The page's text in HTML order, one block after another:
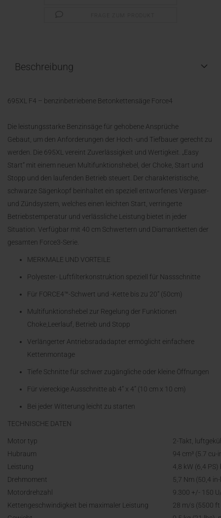
Beschreibung
695XL F4 – benzinbetriebene Betonkettensäge Force4
Die leistungsstarke Benzinsäge für gehobene Ansprüche
Gebaut, um den Anforderungen der Hoch -und Tiefbauer gerecht zu
werden. Die 695XL vereint Zuverlässigkeit und Wertigkeit. „Easy
Start“ mit einem neuen Multifunktionshebel, der Choke, Start und
Stopp und den laufenden Betrieb steuert. Der charakteristische,
schwarze Sägenkopf beinhaltet ein speziell entworfenes Vergaser-
und Zündsystem, welches einen leichten Start, verringerte
Betriebstemperatur und verlässliche Leistung bietet in jeder
Situation. Verfügbar mit 40 cm Schwertern und Diamantketten der
gesamten Force3-Serie.
MERKMALE UND VORTEILE
Polyester- Luftfilterkonstruktion speziell für Nassschnitte
Für FORCE4™-Schwert und -Kette bis zu 20” (50cm)
Multifunktionshebel zur Regelung der Funktionen
Choke,Leerlauf, Betrieb und Stopp
Verlängerter Antriebsradadapter ermöglicht einfachere
Kettenmontage
Tiefe Schnitte für schwer zugängliche oder kleine Öffnungen
Für viereckige Ausschnitte ab 4” x 4” (10 cm x 10 cm)
Bei jeder Witterung leicht zu starten
TECHNISCHE DATEN
Motor typ
2-Takt,
Hubraum
94 cm³ (5.7 cu-
Leistung
4,8 kW (6,4
Drehmoment
5,7 Nm (50,4
Motordrehzahl
9.300 +/- 150
Kettengeschwindigkeit bei maximaler Leistung
28 m/s (5500